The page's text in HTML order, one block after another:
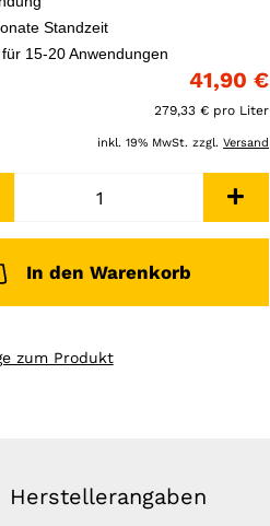
Standzeit
15-20 Anwendungen
41,90 €
279,33 € pro Liter
inkl. 19% MwSt. zzgl. Versand
In den Warenkorb
zum Produkt
Herstellerangaben